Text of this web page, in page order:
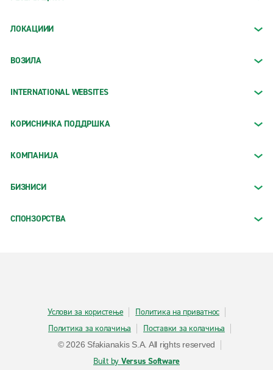
ЛОКАЦИИИ
ВОЗИЛА
INTERNATIONAL WEBSITES
КОРИСНИЧКА ПОДДРШКА
КОМПАНИЈА
БИЗНИСИ
СПОНЗОРСТВА
Услови за користење
Политика на приватнос
Политика за колачиња
Поставки за колачиња
© 2026 Sfakianakis S.A. All rights reserved
Built by Versus Software